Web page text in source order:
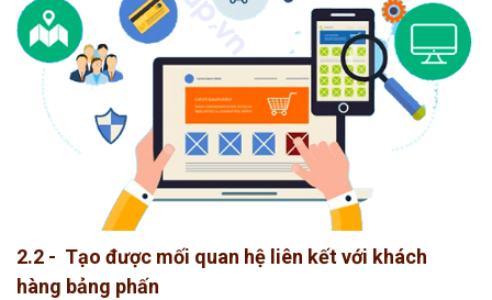
2.2 - Tạo được mối quan hệ liên kết với khách
hàng bảng phấn